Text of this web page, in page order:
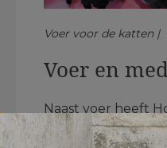
Voer voor de katten
Voer en
Naast voer heeft
geholpen met